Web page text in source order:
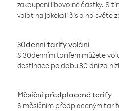
zakoupení libovolné částky. S
volat na jakékoli číslo na světe
30denní tarify volání
S 30denním tarifem můžete
destinace po dobu 30 dní za
Měsíční předplacené tarify
S měsíčním předplaceným